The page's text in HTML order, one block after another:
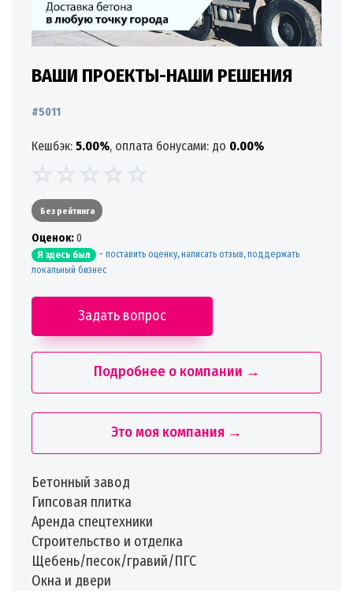
ВАШИ ПРОЕКТЫ-НАШИ РЕШЕНИЯ
#5011
Кешбэк: 5.00%, оплата бонусами: до 0.00%
Без рейтинга
Oценок:0
Я здесь был - поставить оценку, написать отзыв, поддержать
локальный бизнес
Задать вопрос
Подробнее о компании →
Это моя компания →
Бетонный завод
Гипсовая плитка
Аренда спецтехники
Строительство и отделка
Щебень/песок/гравий/ПГС
Окна и двери